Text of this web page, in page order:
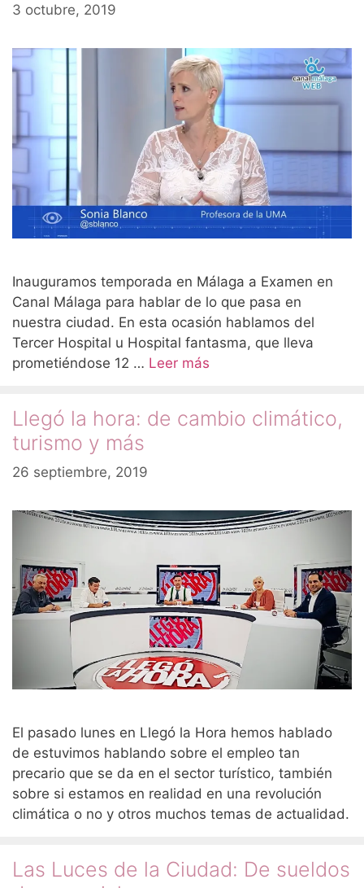
3 octubre, 2019
Inauguramos temporada en Málaga a Examen en
Canal Málaga para hablar de lo que pasa en
nuestra ciudad. En esta ocasión hablamos del
Tercer Hospital u Hospital fantasma, que lleva
prometiéndose 12 … Leer más
Llegó la hora: de cambio climático,
turismo y más
26 septiembre, 2019
El pasado lunes en Llegó la Hora hemos hablado
de estuvimos hablando sobre el empleo tan
precario que se da en el sector turístico, también
sobre si estamos en realidad en una revolución
climática o no y otros muchos temas de actualidad.
Las Luces de la Ciudad: De sueldos